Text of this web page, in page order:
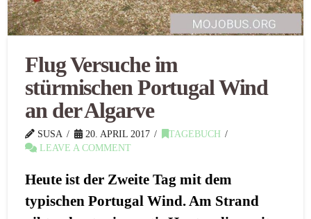
Flug Versuche im
stürmischen Portugal Wind
an der Algarve
SUSA 20. APRIL 2017
TAGEBUCH
LEAVE A COMMENT
Heute ist der Zweite Tag mit dem
typischen Portugal Wind. Am Strand